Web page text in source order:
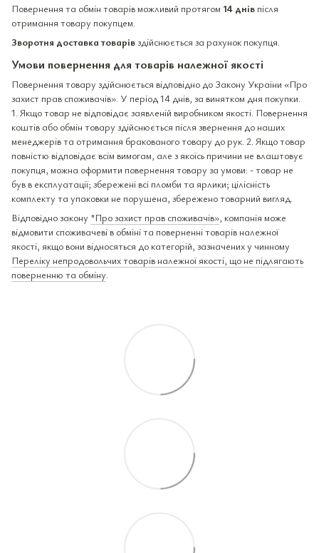
Повернення та обмін товарів можливий протягом 14 днів після
отримання товару покупцем.
Зворотня доставка товарівздійснюється за рахунок покупця.
Умови повернення для товарів належної якості
Повернення товару здійснюється відповідно до Закону України «Про
захист прав споживачів». У період 14 днів, за винятком дня покупки.
1. Якщо товар не відповідає заявленій виробником якості. Повернення
коштів або обмін товару здійснюється після звернення до наших
менеджерів та отримання бракованого товару до рук. 2. Якщо товар
повністю відповідає всім вимогам, але з якоїсь причини не влаштовує
покупця, можна оформити повернення товару за умови: - товар не
був в експлуатації; збережені всі пломби та ярлики; цілісність
комплекту та упаковки не порушена, збережено товарний вигляд.
Відповідно закону "Про захист прав споживачів», компанія може
відмовити споживачеві в обміні та поверненні товарів належної
якості, якщо вони відносяться до категорій, зазначених у чинному
Переліку непродовольчих товарів належної якості, що не підлягають
поверненню та обміну